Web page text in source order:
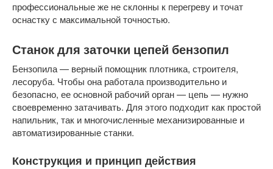
профессиональные же не склонны к перегреву и точат
оснастку с максимальной точностью.
Станок для заточки цепей бензопил
Бензопила — верный помощник плотника, строителя,
лесоруба. Чтобы она работала производительно и
безопасно, ее основной рабочий орган — цепь — нужно
своевременно затачивать. Для этого подходит как простой
напильник, так и многочисленные механизированные и
автоматизированные станки.
Конструкция и принцип действия